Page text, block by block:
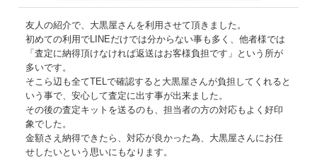
友人の紹介で、大黒屋さんを利用させて頂きました。
初めての利用でLINEだけでは分からない事も多く、他者様では
「査定に納得頂けなければ返送はお客様負担です」という所が
多いです。
そこら辺も全てTELで確認すると大黒屋さんが負担してくれると
いう事で、安心して査定に出す事が出来ました。
その後の査定キットを送るのも、担当者の方の対応もよく好印
象でした。
金額さえ納得できたら、対応が良かった為、大黒屋さんにお任
せしたいという思いにもなります。